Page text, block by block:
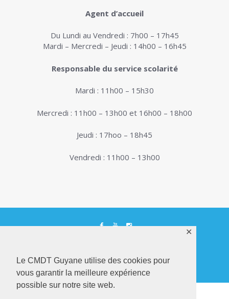
Le CMDT Guyane utilise des cookies pour
vous garantir la meilleure expérience
possible sur notre site web.
✕
Agent d’accueil
Du Lundi au Vendredi : 7h00 – 17h45
Mardi – Mercredi – Jeudi : 14h00 – 16h45
Responsable du service scolarité
Mardi : 11h00 – 15h30
Mercredi : 11h00 – 13h00 et 16h00 – 18h00
Jeudi : 17hoo – 18h45
Vendredi : 11h00 – 13h00
Théâtre de Guyane . Tous droits réservés - Site
Netactions